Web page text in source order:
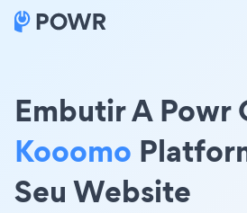
Embutir A Powr
Kooomo
Seu Website